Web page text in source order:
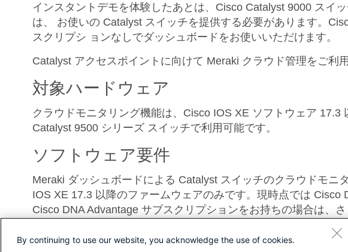
インスタントデモを体験したあとは、Cisco Catalyst 9000 スイ
は、 お使いの Catalyst スイッチを提供する必要があります。
スクリプシ ョンなしでダッシュボードをお使いいただけます。
Catalyst アクセスポイントに向けて Meraki クラウド管理をご利
対象ハードウェア
クラウドモニタリング機能は、Cisco IOS XE ソフトウェア
Catalyst 9500 シリーズ スイッチで利用可能です。
ソフトウェア要件
Meraki ダッシュボードによる Catalyst スイッチのクラウドモ
IOS XE 17.3 以降のファームウェアのみです。現時点では
Cisco DNA Advantage サブスクリプションをお持ちの場合は、
By continuing to use our website, you acknowledge the use of cookies.